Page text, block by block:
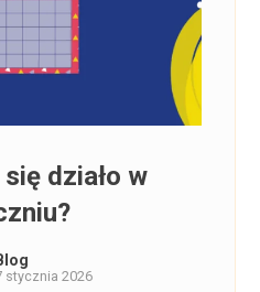
działo w
stycznia 2026